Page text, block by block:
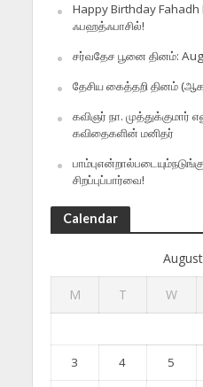
Happy Birthday
ஃபஹத்ஃபாசில்!
சர்வதேச பூனை தினம்:
தேசிய கைத்தறி தினம்
கவிஞர் நா. முத்துக்குமார்
கவிதைகளின் மனிதர்
சிறப்புப்பார்வை!
Calendar
M T W
3 4 5